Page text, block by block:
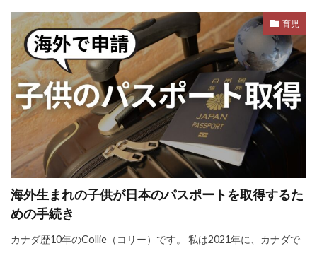
育児
海外生まれの子供が日本のパスポートを取得するた
めの手続き
カナダ歴10年のCollie（コリー）です。 私は2021年に、カナダで